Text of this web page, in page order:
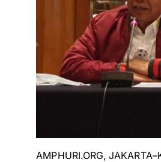
AMPHURI.ORG,